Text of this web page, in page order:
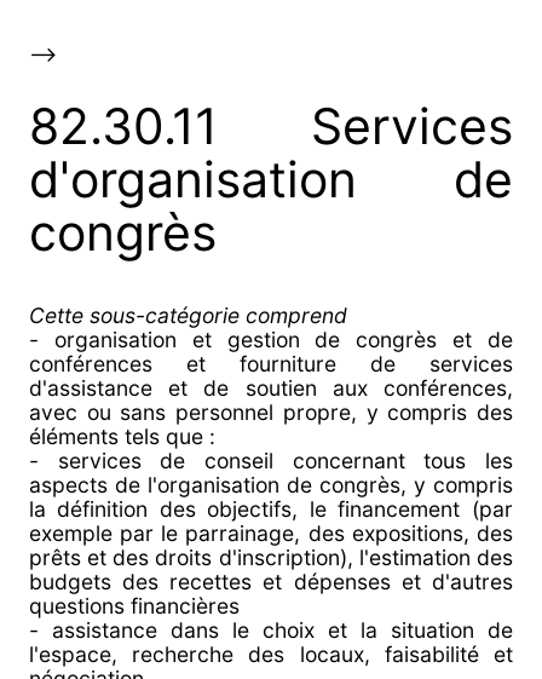
-->
82.30.11 Services
d'organisation de
congrès
Cette sous-catégorie comprend
- organisation et gestion de congrès et de
conférences et fourniture de services
d'assistance et de soutien aux conférences,
avec ou sans personnel propre, y compris des
éléments tels que :
- services de conseil concernant tous les
aspects de l'organisation de congrès, y compris
la définition des objectifs, le financement (par
exemple par le parrainage, des expositions, des
prêts et des droits d'inscription), l'estimation des
budgets des recettes et dépenses et d'autres
questions financières
- assistance dans le choix et la situation de
l'espace, recherche des locaux, faisabilité et